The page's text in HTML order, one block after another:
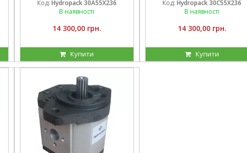
Код: Hydropack 30A55X236
В наявності
14 300,00 грн.
Купити
Код: Hydropack 30C55X236
В наявності
14 300,00 грн.
Купити